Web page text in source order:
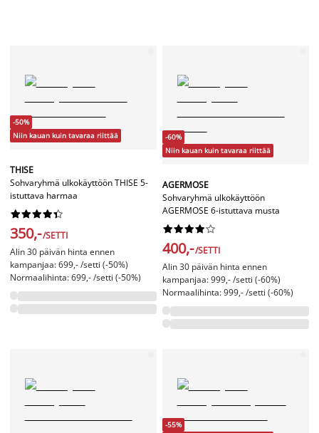
-50%
Niin kauan kuin tavaraa riittää
THISE
Sohvaryhmä ulkokäyttöön THISE 5-
istuttava harmaa






350,-/SETTI
Alin 30 päivän hinta ennen
kampanjaa: 699,- /setti (-50%)
Normaalihinta: 699,- /setti (-50%)
-60%
Niin kauan kuin tavaraa riittää
AGERMOSE
Sohvaryhmä ulkokäyttöön
AGERMOSE 6-istuttava musta






400,-/SETTI
Alin 30 päivän hinta ennen
kampanjaa: 999,- /setti (-60%)
Normaalihinta: 999,- /setti (-60%)
-55%